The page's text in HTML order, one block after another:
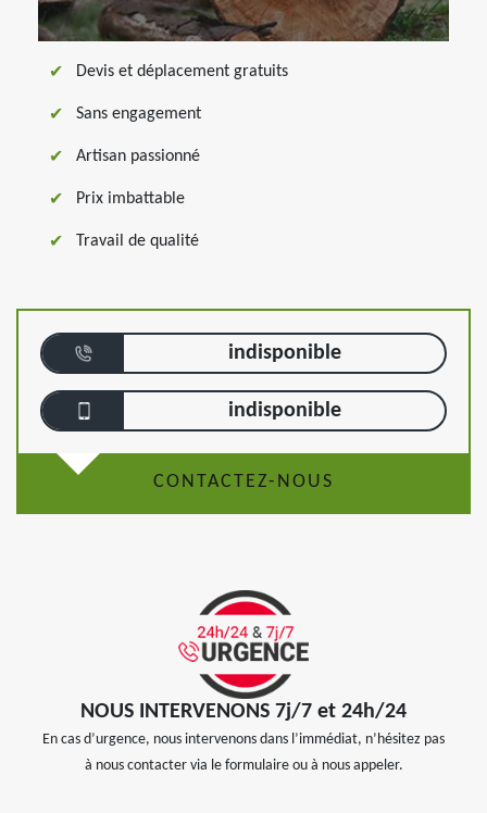
Devis et déplacement gratuits
Sans engagement
Artisan passionné
Prix imbattable
Travail de qualité
indisponible
indisponible
CONTACTEZ-NOUS
NOUS INTERVENONS 7j/7 et 24h/24
En cas d’urgence, nous intervenons dans l’immédiat, n’hésitez pas
à nous contacter via le formulaire ou à nous appeler.